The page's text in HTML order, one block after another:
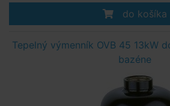
do košíka
Tepelný výmenník OVB 45 13kW
bazéne